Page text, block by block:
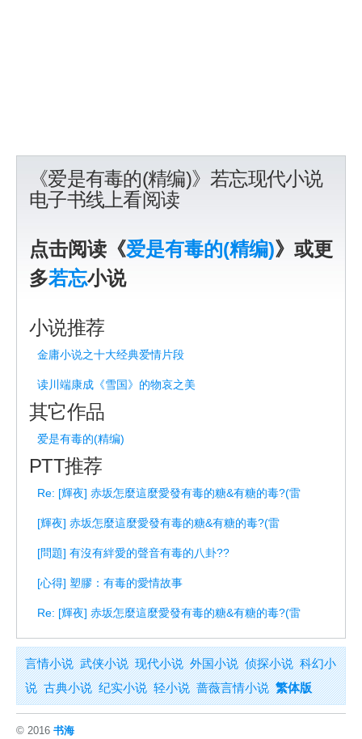
《爱是有毒的(精编)》若忘现代小说
电子书线上看阅读
点击阅读《爱是有毒的(精编)》或更
多若忘小说
小说推荐
金庸小说之十大经典爱情片段
读川端康成《雪国》的物哀之美
其它作品
爱是有毒的(精编)
PTT推荐
Re: [輝夜] 赤坂怎麼這麼愛發有毒的糖&有糖的毒?(雷
[輝夜] 赤坂怎麼這麼愛發有毒的糖&有糖的毒?(雷
[問題] 有沒有絆愛的聲音有毒的八卦??
[心得] 塑膠：有毒的愛情故事
Re: [輝夜] 赤坂怎麼這麼愛發有毒的糖&有糖的毒?(雷
言情小说 武侠小说 现代小说 外国小说 侦探小说 科幻小
说 古典小说 纪实小说 轻小说 蔷薇言情小说 繁体版
© 2016 书海